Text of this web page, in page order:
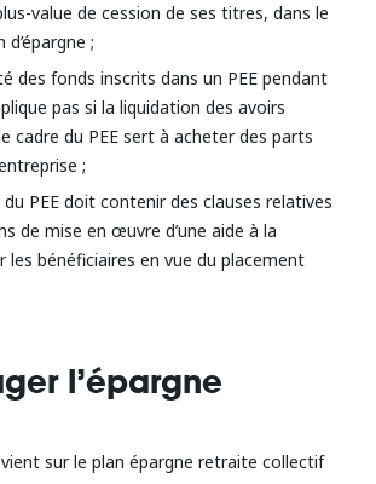
value de cession de ses titres, dans le
;
des fonds inscrits dans un PEE pendant
pas si la liquidation des avoirs
cadre du PEE sert à acheter des parts
;
PEE doit contenir des clauses relatives
de mise en œuvre d’une aide à la
les bénéficiaires en vue du placement
l’épargne
sur le plan épargne retraite collectif